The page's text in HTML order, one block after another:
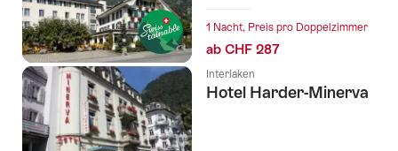
1 Nacht, Preis pro Doppelzimmer
ab CHF 287
Interlaken
Hotel Harder-Minerva